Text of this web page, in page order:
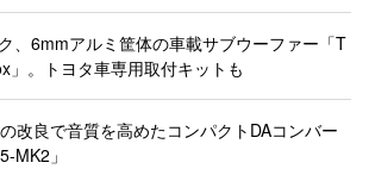
、6mmアルミ筐体の車載サブウーファー「T
」。トヨタ車専用取付キットも
改良で音質を高めたコンパクトDAコンバー
MK2」